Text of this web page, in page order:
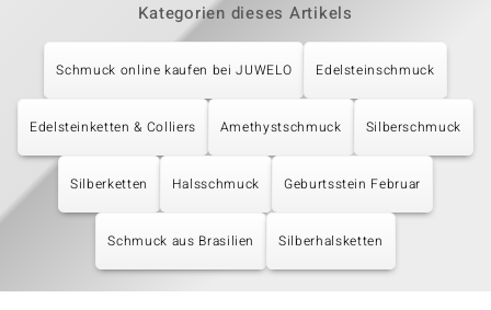
Kategorien dieses Artikels
Schmuck online kaufen bei JUWELO Edelsteinschmuck
Edelsteinketten & Colliers Amethystschmuck Silberschmuck
Silberketten Halsschmuck Geburtsstein Februar
Schmuck aus Brasilien Silberhalsketten